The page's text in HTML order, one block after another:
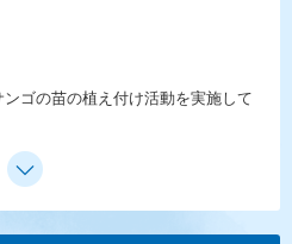
ゴの苗の植え付け活動を実施して